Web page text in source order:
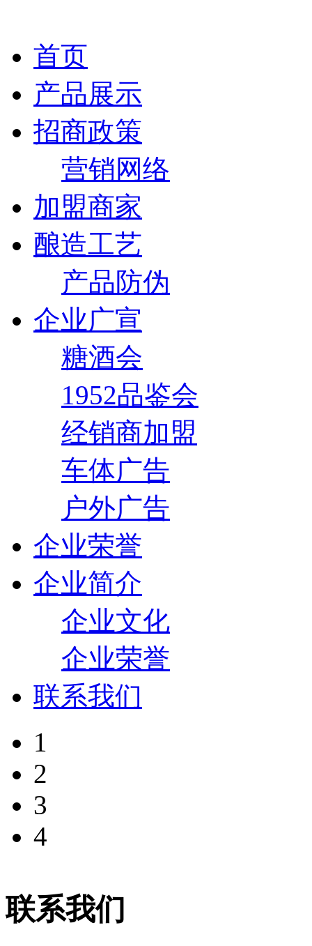
首页
产品展示
招商政策
营销网络
加盟商家
酿造工艺
产品防伪
企业广宣
糖酒会
1952品鉴会
经销商加盟
车体广告
户外广告
企业荣誉
企业简介
企业文化
企业荣誉
联系我们
1
2
3
4
联系我们